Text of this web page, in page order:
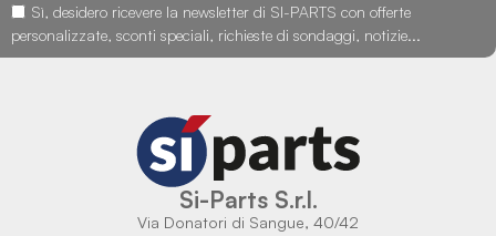
Sì, desidero ricevere la newsletter di SI-PARTS con offerte
personalizzate, sconti speciali, richieste di sondaggi, notizie...
Si-Parts S.r.l.
Via Donatori di Sangue, 40/42